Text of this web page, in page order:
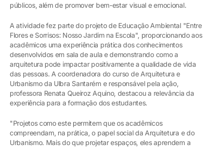
públicos, além de promover bem-estar visual e emocional.
A atividade fez parte do projeto de Educação Ambiental "Entre
Flores e Sorrisos: Nosso Jardim na Escola", proporcionando aos
acadêmicos uma experiência prática dos conhecimentos
desenvolvidos em sala de aula e demonstrando como a
arquitetura pode impactar positivamente a qualidade de vida
das pessoas. A coordenadora do curso de Arquitetura e
Urbanismo da Ulbra Santarém e responsável pela ação,
professora Renata Queiroz Aquino, destacou a relevância da
experiência para a formação dos estudantes.
"Projetos como este permitem que os acadêmicos
compreendam, na prática, o papel social da Arquitetura e do
Urbanismo. Mais do que projetar espaços, eles aprendem a